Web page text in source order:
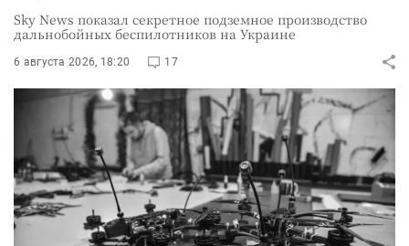
Sky News показал секретное подземное производство
дальнобойных беспилотников на Украине
6 августа 2026, 18:20 17